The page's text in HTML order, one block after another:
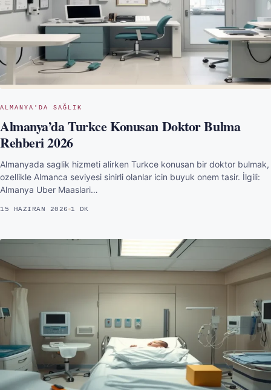
ALMANYA'DA SAĞLIK
Almanya’da Turkce Konusan Doktor Bulma
Rehberi 2026
Almanyada saglik hizmeti alirken Turkce konusan bir doktor bulmak,
ozellikle Almanca seviyesi sinirli olanlar icin buyuk onem tasir. İlgili:
Almanya Uber Maaslari…
15 HAZIRAN 2026 1 DK